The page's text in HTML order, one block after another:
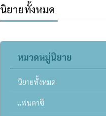
นิยายทั้งหมด
หมวดหมู่นิยาย
นิยายทั้งหมด
แฟนตาซี